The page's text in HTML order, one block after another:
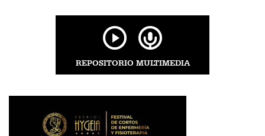
REPOSITORIO MULTIMEDIA